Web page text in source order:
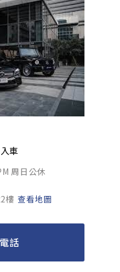
車
周日公休
樓 查看地圖
話